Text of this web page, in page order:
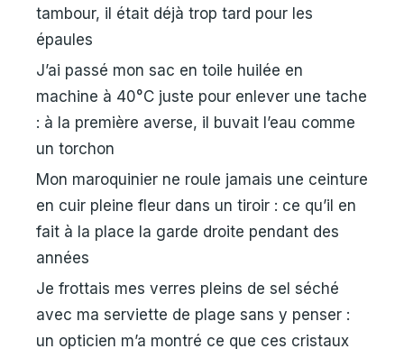
tambour, il était déjà trop tard pour les
épaules
J’ai passé mon sac en toile huilée en
machine à 40°C juste pour enlever une tache
: à la première averse, il buvait l’eau comme
un torchon
Mon maroquinier ne roule jamais une ceinture
en cuir pleine fleur dans un tiroir : ce qu’il en
fait à la place la garde droite pendant des
années
Je frottais mes verres pleins de sel séché
avec ma serviette de plage sans y penser :
un opticien m’a montré ce que ces cristaux